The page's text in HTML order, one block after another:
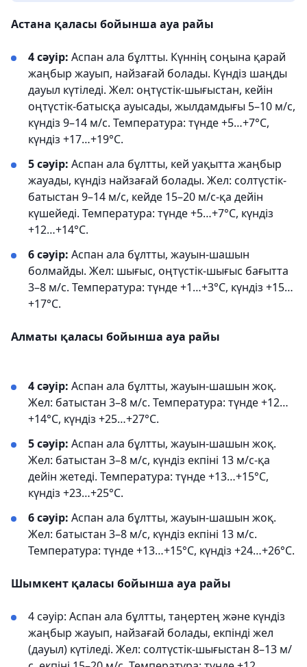
Астана қаласы бойынша ауа райы
4 сәуір: Аспан ала бұлтты. Күннің соңына қарай
жаңбыр жауып, найзағай болады. Күндіз шаңды
дауыл күтіледі. Жел: оңтүстік-шығыстан, кейін
оңтүстік-батысқа ауысады, жылдамдығы 5–10 м/с,
күндіз 9–14 м/с. Температура: түнде +5…+7°С,
күндіз +17…+19°С.
5 сәуір: Аспан ала бұлтты, кей уақытта жаңбыр
жауады, күндіз найзағай болады. Жел: солтүстік-
батыстан 9–14 м/с, кейде 15–20 м/с-қа дейін
күшейеді. Температура: түнде +5…+7°С, күндіз
+12…+14°С.
6 сәуір: Аспан ала бұлтты, жауын-шашын
болмайды. Жел: шығыс, оңтүстік-шығыс бағытта
3–8 м/с. Температура: түнде +1…+3°С, күндіз +15…
+17°С.
Алматы қаласы бойынша ауа райы
4 сәуір: Аспан ала бұлтты, жауын-шашын жоқ.
Жел: батыстан 3–8 м/с. Температура: түнде +12…
+14°С, күндіз +25…+27°С.
5 сәуір: Аспан ала бұлтты, жауын-шашын жоқ.
Жел: батыстан 3–8 м/с, күндіз екпіні 13 м/с-қа
дейін жетеді. Температура: түнде +13…+15°С,
күндіз +23…+25°С.
6 сәуір: Аспан ала бұлтты, жауын-шашын жоқ.
Жел: батыстан 3–8 м/с, күндіз екпіні 13 м/с.
Температура: түнде +13…+15°С, күндіз +24…+26°С.
Шымкент қаласы бойынша ауа райы
4 сәуір: Аспан ала бұлтты, таңертең және күндіз
жаңбыр жауып, найзағай болады, екпінді жел
(дауыл) күтіледі. Жел: солтүстік-шығыстан 8–13 м/